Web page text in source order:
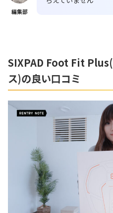
編集部
SIXPAD Foot Fit Plus(
ス)の良い口コミ